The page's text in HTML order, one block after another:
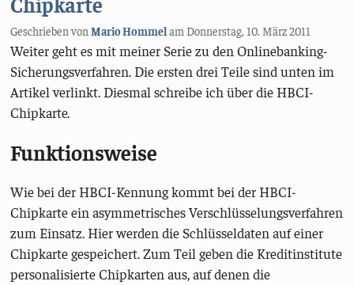
Geschrieben vonMario HommelamDonnerstag, 10. März 2011
Weiter geht es mit meiner Serie zu den Onlinebanking-
Sicherungsverfahren. Die ersten drei Teile sind unten im
Artikel verlinkt. Diesmal schreibe ich über die HBCI-
Chipkarte.
Funktionsweise
Wie bei der HBCI-Kennung kommt bei der HBCI-
Chipkarte ein asymmetrisches Verschlüsselungsverfahren
zum Einsatz. Hier werden die Schlüsseldaten auf einer
Chipkarte gespeichert. Zum Teil geben die Kreditinstitute
personalisierte Chipkarten aus, auf denen die